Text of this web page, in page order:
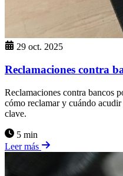
29 oct. 2025
Reclamaciones contra
Reclamaciones contra bancos
cómo reclamar y cuándo
clave.
5 min
Leer más